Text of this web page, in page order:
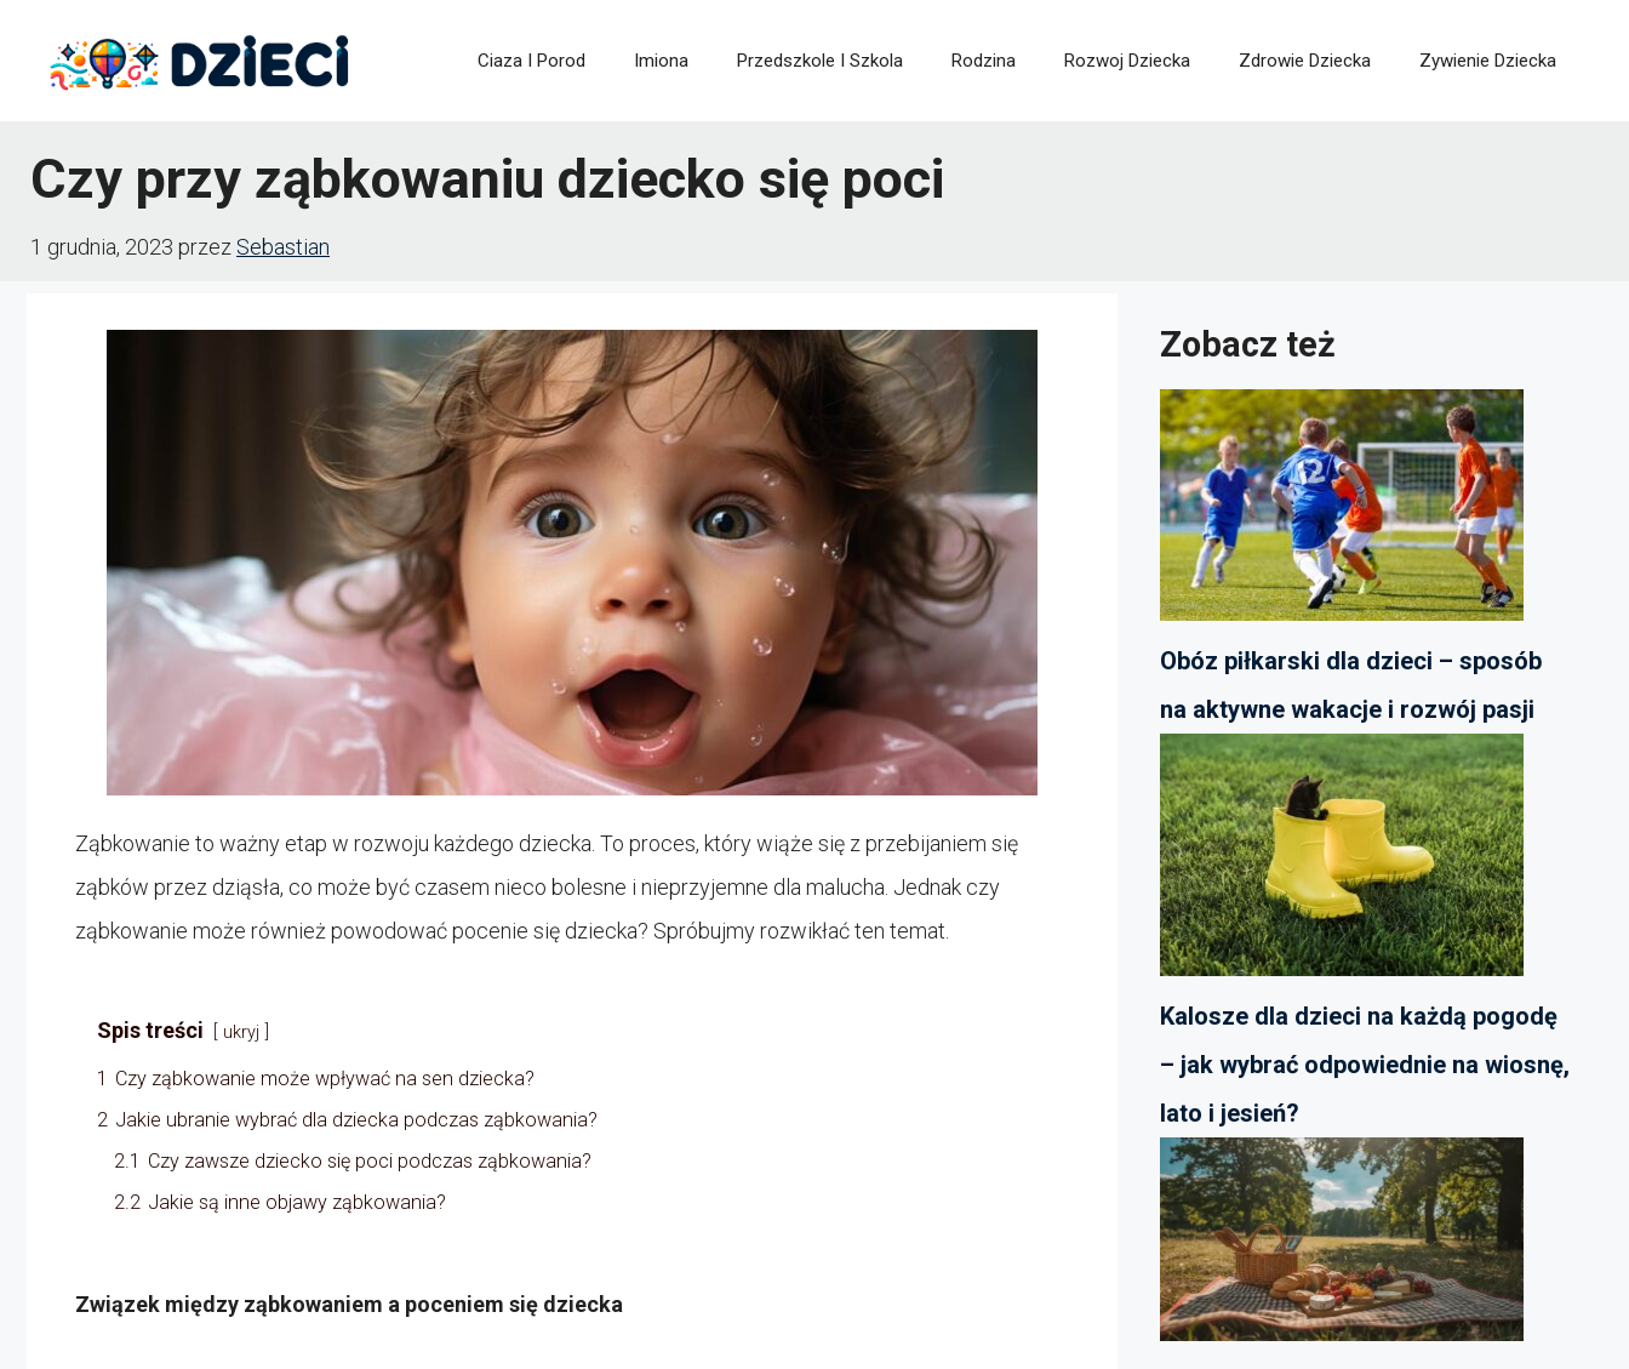
Ciaza I Porod Imiona Przedszkole I Szkola Rodzina Rozwoj Dziecka Zdrowie Dziecka Zywienie Dziecka
Czy przy ząbkowaniu dziecko się poci
1 grudnia, 2023 przez Sebastian
Ząbkowanie to ważny etap w rozwoju każdego dziecka. To proces, który wiąże się z przebijaniem się
ząbków przez dziąsła, co może być czasem nieco bolesne i nieprzyjemne dla malucha. Jednak czy
ząbkowanie może również powodować pocenie się dziecka? Spróbujmy rozwikłać ten temat.
Spis treści ukryj
1 Czy ząbkowanie może wpływać na sen dziecka?
2 Jakie ubranie wybrać dla dziecka podczas ząbkowania?
2.1 Czy zawsze dziecko się poci podczas ząbkowania?
2.2 Jakie są inne objawy ząbkowania?
Związek między ząbkowaniem a poceniem się dziecka
Zobacz też
Obóz piłkarski dla dzieci – sposób
na aktywne wakacje i rozwój pasji
Kalosze dla dzieci na każdą pogodę
– jak wybrać odpowiednie na wiosnę,
lato i jesień?